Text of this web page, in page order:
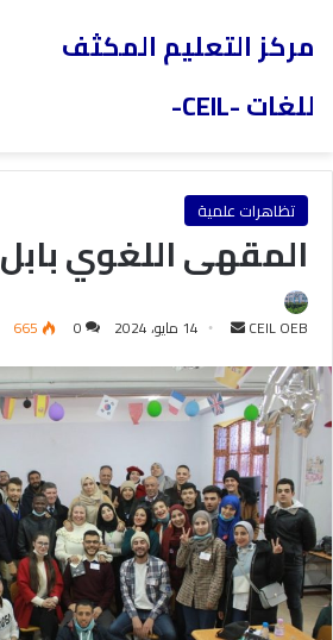
مركز التعليم المكثف
للغات -CEIL-
تظاهرات علمية
المقهى اللغوي بابل
CEIL OEB 14 مايو، 2024 0
665